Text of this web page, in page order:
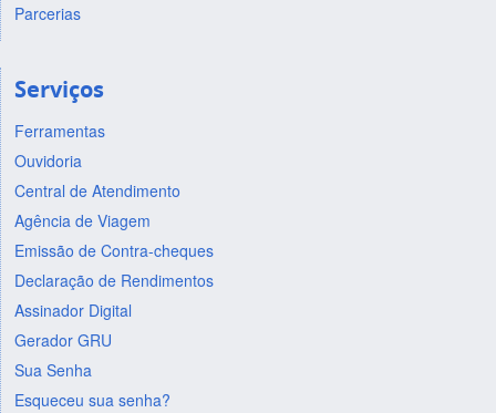
Parcerias
Serviços
Ferramentas
Ouvidoria
Central de Atendimento
Agência de Viagem
Emissão de Contra-cheques
Declaração de Rendimentos
Assinador Digital
Gerador GRU
Sua Senha
Esqueceu sua senha?